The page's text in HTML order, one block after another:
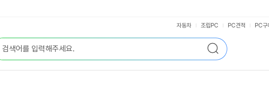
검
색
자동차 조립PC PC견적 PC구